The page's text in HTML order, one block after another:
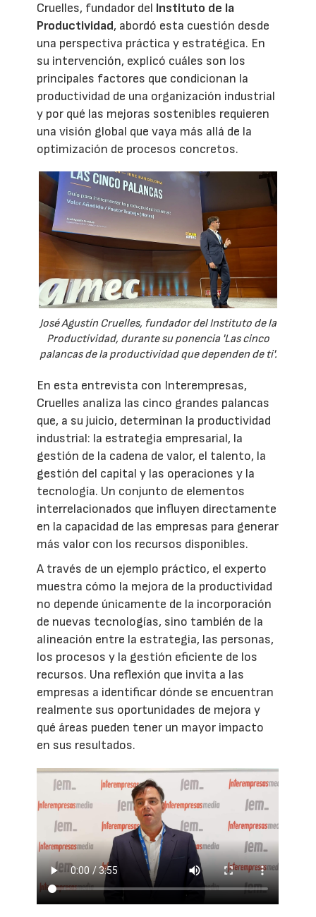
Cruelles, fundador del Instituto de la
Productividad, abordó esta cuestión desde
una perspectiva práctica y estratégica. En
su intervención, explicó cuáles son los
principales factores que condicionan la
productividad de una organización industrial
y por qué las mejoras sostenibles requieren
una visión global que vaya más allá de la
optimización de procesos concretos.
José Agustín Cruelles, fundador del Instituto de la
Productividad, durante su ponencia 'Las cinco
palancas de la productividad que dependen de ti'.
En esta entrevista con Interempresas,
Cruelles analiza las cinco grandes palancas
que, a su juicio, determinan la productividad
industrial: la estrategia empresarial, la
gestión de la cadena de valor, el talento, la
gestión del capital y las operaciones y la
tecnología. Un conjunto de elementos
interrelacionados que influyen directamente
en la capacidad de las empresas para generar
más valor con los recursos disponibles.
A través de un ejemplo práctico, el experto
muestra cómo la mejora de la productividad
no depende únicamente de la incorporación
de nuevas tecnologías, sino también de la
alineación entre la estrategia, las personas,
los procesos y la gestión eficiente de los
recursos. Una reflexión que invita a las
empresas a identificar dónde se encuentran
realmente sus oportunidades de mejora y
qué áreas pueden tener un mayor impacto
en sus resultados.